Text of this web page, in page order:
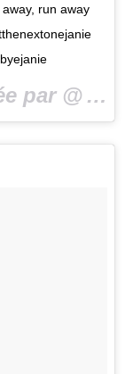
run away
par @